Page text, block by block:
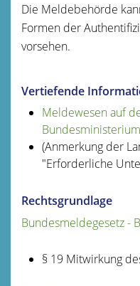
Die Meldebehörde
Formen der
vorsehen.
Vertiefende
Meldewesen auf
(Anmerkung der
"Erforderliche
Rechtsgrundlage
Bundesmeldegesetz -
§ 19 Mitwirkung